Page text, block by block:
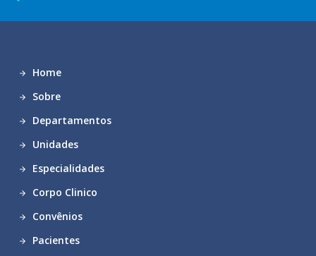
Home
Sobre
Departamentos
Unidades
Especialidades
Corpo Clinico
Convênios
Pacientes